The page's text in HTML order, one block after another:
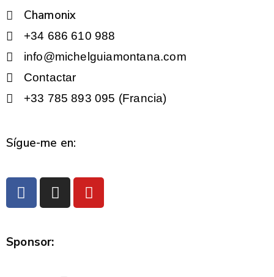
Chamonix
+34 686 610 988
info@michelguiamontana.com
Contactar
+33 785 893 095 (Francia)
Sígue-me en:
Sponsor: